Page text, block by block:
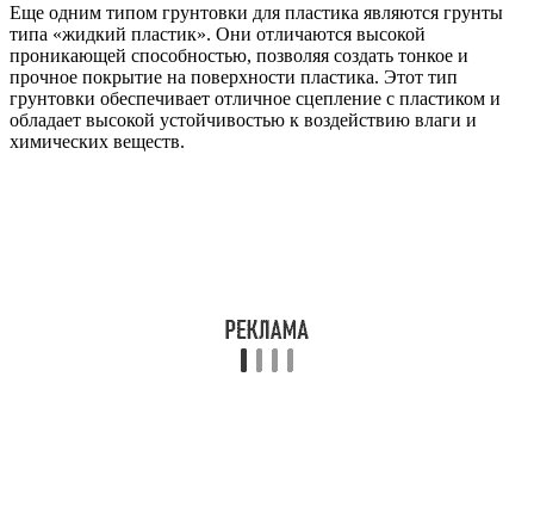
Еще одним типом грунтовки для пластика являются грунты
типа «жидкий пластик». Они отличаются высокой
проникающей способностью, позволяя создать тонкое и
прочное покрытие на поверхности пластика. Этот тип
грунтовки обеспечивает отличное сцепление с пластиком и
обладает высокой устойчивостью к воздействию влаги и
химических веществ.